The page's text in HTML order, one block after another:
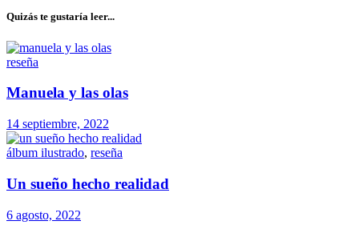
Quizás te gustaría leer...
reseña
Manuela y las olas
14 septiembre, 2022
álbum ilustrado, reseña
Un sueño hecho realidad
6 agosto, 2022